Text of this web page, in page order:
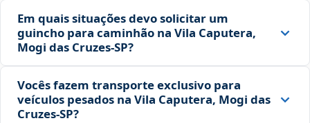
Em quais situações devo solicitar um
guincho para caminhão na Vila Caputera,
Mogi das Cruzes‑SP?
Vocês fazem transporte exclusivo para
veículos pesados na Vila Caputera, Mogi das
Cruzes‑SP?